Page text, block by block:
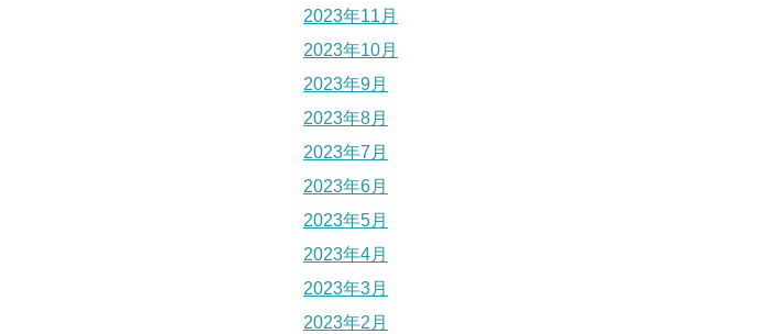
2023年11月
2023年10月
2023年9月
2023年8月
2023年7月
2023年6月
2023年5月
2023年4月
2023年3月
2023年2月